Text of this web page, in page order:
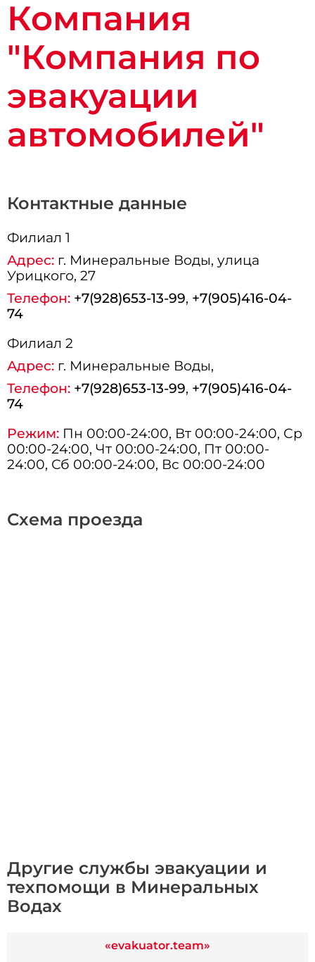
Компания
"Компания по
эвакуации
автомобилей"
Схема проезда
Контактные данные
Филиал 1
Адрес: г. Минеральные Воды, улица
Урицкого, 27
Телефон: +7(928)653-13-99, +7(905)416-04-
74
Филиал 2
Адрес: г. Минеральные Воды,
Телефон: +7(928)653-13-99, +7(905)416-04-
74
Режим: Пн 00:00-24:00, Вт 00:00-24:00, Ср
00:00-24:00, Чт 00:00-24:00, Пт 00:00-
24:00, Сб 00:00-24:00, Вс 00:00-24:00
Другие службы эвакуации и
техпомощи в Минеральных
Водах
«evakuator.team»